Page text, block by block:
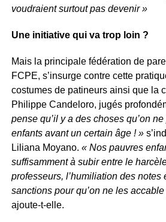
voudraient surtout pas devenir »
Une initiative qui va trop loin ?
Mais la principale fédération de
FCPE, s’insurge contre cette
costumes de patineurs ainsi que la
Philippe Candeloro, jugés
pense qu’il y a des choses qu’on
enfants avant un certain âge ! »
Liliana Moyano. « Nos pauvres
suffisamment à subir entre le
professeurs, l’humiliation des notes
sanctions pour qu’on ne les
ajoute-t-elle.